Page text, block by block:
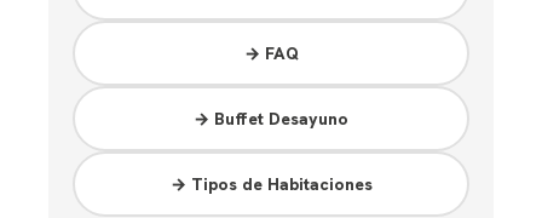
→ FAQ
→ Buffet Desayuno
→ Tipos de Habitaciones